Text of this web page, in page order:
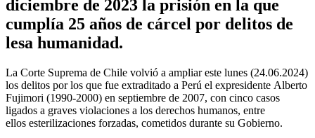
diciembre de 2023 la prisión en la que
cumplía 25 años de cárcel por delitos de
lesa humanidad.
La Corte Suprema de Chile volvió a ampliar este lunes (24.06.2024)
los delitos por los que fue extraditado a Perú el expresidente Alberto
Fujimori (1990-2000) en septiembre de 2007, con cinco casos
ligados a graves violaciones a los derechos humanos, entre
ellos esterilizaciones forzadas, cometidos durante su Gobierno.